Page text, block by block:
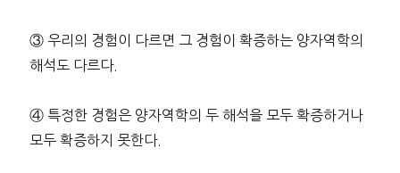
③ 우리의 경험이 다르면 그 경험이 확증하는 양자역학의
해석도 다르다.
④ 특정한 경험은 양자역학의 두 해석을 모두 확증하거나
모두 확증하지 못한다.